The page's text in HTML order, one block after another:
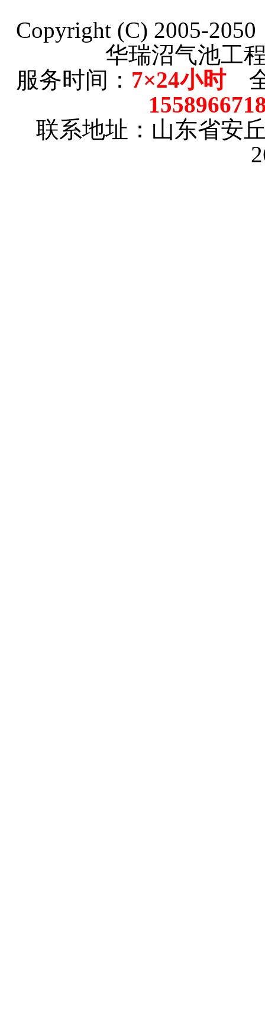
Copyright (C) 2005-
华瑞沼气池工
服务时间： 7×24小时全
联系地址：山东省安